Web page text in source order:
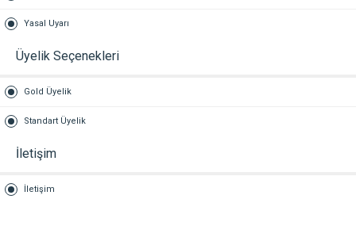
Yasal Uyarı
Üyelik Seçenekleri
Gold Üyelik
Standart Üyelik
İletişim
İletişim